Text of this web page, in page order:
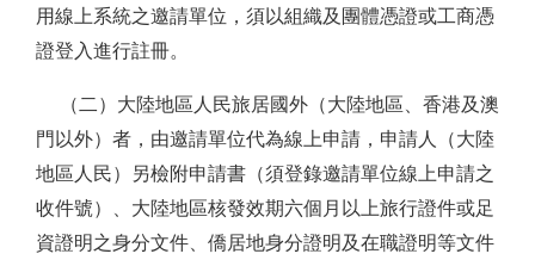
用線上系統之邀請單位，須以組織及團體憑證或工商憑
證登入進行註冊。
（二）大陸地區人民旅居國外（大陸地區、香港及澳
門以外）者，由邀請單位代為線上申請，申請人（大陸
地區人民）另檢附申請書（須登錄邀請單位線上申請之
收件號）、大陸地區核發效期六個月以上旅行證件或足
資證明之身分文件、僑居地身分證明及在職證明等文件